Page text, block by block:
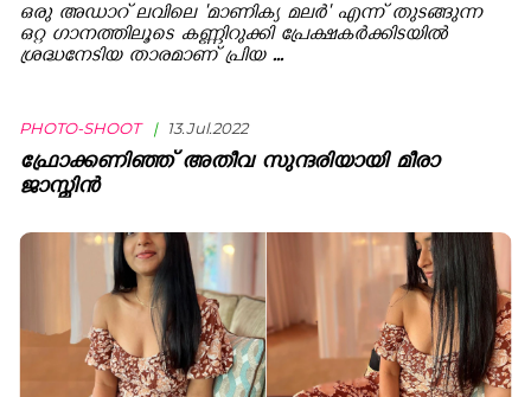
ഒരു അഡാറ് ലവിലെ 'മാണിക്യ മലർ' എന്ന് തുടങ്ങുന്ന
ഒറ്റ ഗാനത്തിലൂടെ കണ്ണിറുക്കി പ്രേക്ഷകർക്കിടയിൽ
ശ്രദ്ധനേടിയ താരമാണ് പ്രിയ ...
PHOTO-SHOOT | 13.Jul.2022
ഫ്രോക്കണിഞ്ഞ് അതീവ സുന്ദരിയായി മീരാ
ജാസ്മിന്‍